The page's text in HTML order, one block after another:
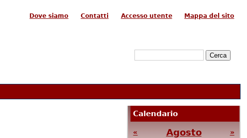
Mappa del sito
Accesso utente
Contatti
Dove siamo
Calendario
Agosto
« »